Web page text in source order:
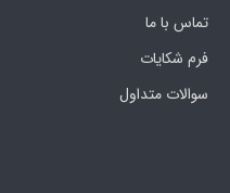
تماس با ما
فرم‌ شکایات
سوالات متداول